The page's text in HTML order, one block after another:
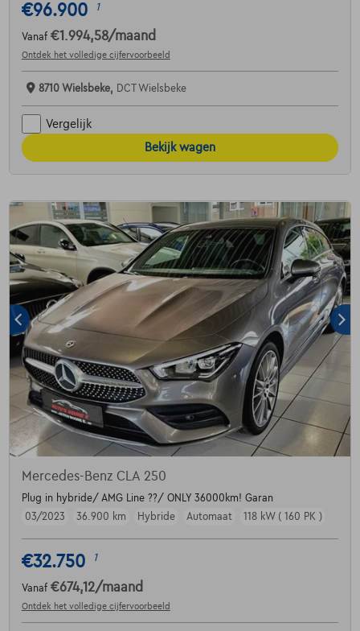
€96.900 1
Vanaf €1.994,58/maand
Ontdek het volledige cijfervoorbeeld
8710 Wielsbeke, DCT Wielsbeke
Vergelijk
Bekijk wagen
Mercedes-Benz CLA 250
Plug in hybride/ AMG Line ??/ ONLY 36000km! Garan
03/2023
36.900 km Hybride Automaat 118 kW ( 160 PK )
€32.750 1
Vanaf €674,12/maand
Ontdek het volledige cijfervoorbeeld